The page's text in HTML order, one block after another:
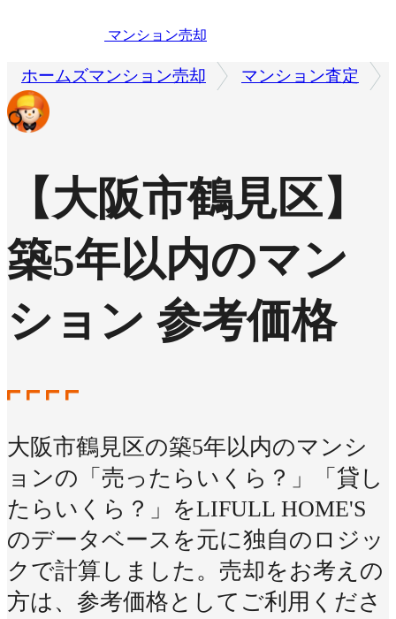
マンション売却
ホームズマンション売却 マンション査定
【大阪市鶴見区】
築5年以内のマン
ション 参考価格
大阪市鶴見区の築5年以内のマンシ
ョンの「売ったらいくら？」「貸し
たらいくら？」をLIFULL HOME'S
のデータベースを元に独自のロジッ
クで計算しました。売却をお考えの
方は、参考価格としてご利用くださ